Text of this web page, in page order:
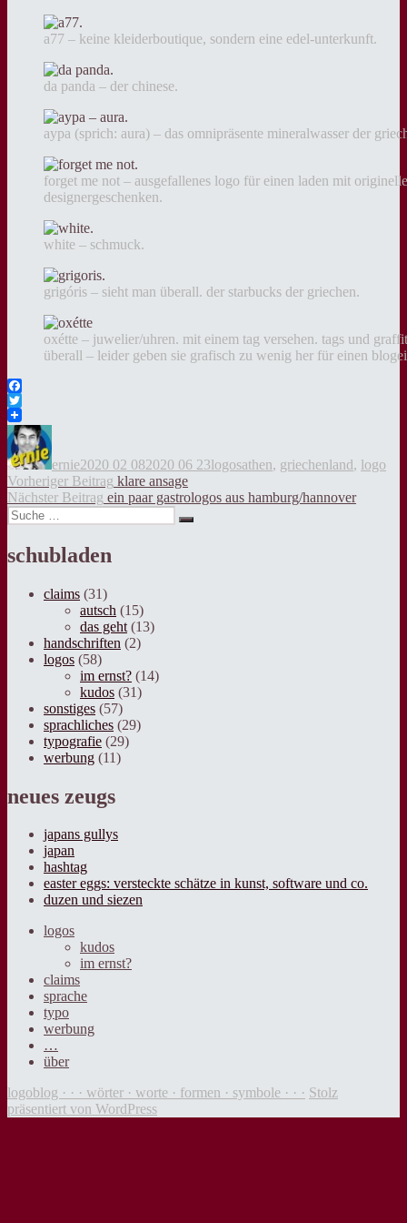
a77 – keine kleiderboutique, sondern eine edel-unterkunft.
da panda – der chinese.
aypa (sprich: aura) – das omnipräsente mineralwasser der
forget me not – ausgefallenes logo für einen laden mit
designergeschenken.
white – schmuck.
grigóris – sieht man überall. der starbucks der griechen.
oxétte – juwelier/uhren. mit einem tag versehen. tags und
überall – leider geben sie grafisch zu wenig her für einen
Facebook
Twitter
ernie2020 02 082020 06 23logosathen, griechenland, logo
Beitragsnavigation
Vorheriger Beitrag Vorheriger
Beitrag:
klare ansage
Nächster Beitrag Nächster
Beitrag:
ein paar gastrologos aus hamburg/hannover
Suche
nach:
Suche
schubladen
claims (31)
autsch (15)
das geht (13)
handschriften (2)
logos (58)
im ernst? (14)
kudos (31)
sonstiges (57)
sprachliches (29)
typografie (29)
werbung (11)
neues zeugs
japans gullys
japan
hashtag
easter eggs: versteckte schätze in kunst, software und co.
duzen und siezen
logos
kudos
im ernst?
claims
sprache
typo
werbung
…
über
logoblog · · · wörter · worte · formen · symbole · · · Stolz
präsentiert von WordPress